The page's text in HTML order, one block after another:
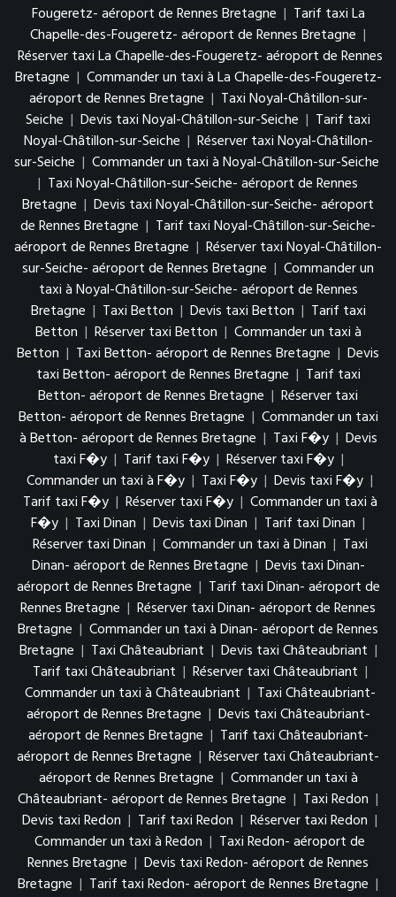
Fougeretz- aéroport de Rennes Bretagne | Tarif taxi La
Chapelle-des-Fougeretz- aéroport de Rennes Bretagne |
Réserver taxi La Chapelle-des-Fougeretz- aéroport de Rennes
Bretagne | Commander un taxi à La Chapelle-des-Fougeretz-
aéroport de Rennes Bretagne | Taxi Noyal-Châtillon-sur-
Seiche | Devis taxi Noyal-Châtillon-sur-Seiche | Tarif taxi
Noyal-Châtillon-sur-Seiche | Réserver taxi Noyal-Châtillon-
sur-Seiche | Commander un taxi à Noyal-Châtillon-sur-Seiche
| Taxi Noyal-Châtillon-sur-Seiche- aéroport de Rennes
Bretagne | Devis taxi Noyal-Châtillon-sur-Seiche- aéroport
de Rennes Bretagne | Tarif taxi Noyal-Châtillon-sur-Seiche-
aéroport de Rennes Bretagne | Réserver taxi Noyal-Châtillon-
sur-Seiche- aéroport de Rennes Bretagne | Commander un
taxi à Noyal-Châtillon-sur-Seiche- aéroport de Rennes
Bretagne | Taxi Betton | Devis taxi Betton | Tarif taxi
Betton | Réserver taxi Betton | Commander un taxi à
Betton | Taxi Betton- aéroport de Rennes Bretagne | Devis
taxi Betton- aéroport de Rennes Bretagne | Tarif taxi
Betton- aéroport de Rennes Bretagne | Réserver taxi
Betton- aéroport de Rennes Bretagne | Commander un taxi
à Betton- aéroport de Rennes Bretagne | Taxi F�y | Devis
taxi F�y | Tarif taxi F�y | Réserver taxi F�y |
Commander un taxi à F�y | Taxi F�y | Devis taxi F�y |
Tarif taxi F�y | Réserver taxi F�y | Commander un taxi à
F�y | Taxi Dinan | Devis taxi Dinan | Tarif taxi Dinan |
Réserver taxi Dinan | Commander un taxi à Dinan | Taxi
Dinan- aéroport de Rennes Bretagne | Devis taxi Dinan-
aéroport de Rennes Bretagne | Tarif taxi Dinan- aéroport de
Rennes Bretagne | Réserver taxi Dinan- aéroport de Rennes
Bretagne | Commander un taxi à Dinan- aéroport de Rennes
Bretagne | Taxi Châteaubriant | Devis taxi Châteaubriant |
Tarif taxi Châteaubriant | Réserver taxi Châteaubriant |
Commander un taxi à Châteaubriant | Taxi Châteaubriant-
aéroport de Rennes Bretagne | Devis taxi Châteaubriant-
aéroport de Rennes Bretagne | Tarif taxi Châteaubriant-
aéroport de Rennes Bretagne | Réserver taxi Châteaubriant-
aéroport de Rennes Bretagne | Commander un taxi à
Châteaubriant- aéroport de Rennes Bretagne | Taxi Redon |
Devis taxi Redon | Tarif taxi Redon | Réserver taxi Redon |
Commander un taxi à Redon | Taxi Redon- aéroport de
Rennes Bretagne | Devis taxi Redon- aéroport de Rennes
Bretagne | Tarif taxi Redon- aéroport de Rennes Bretagne |